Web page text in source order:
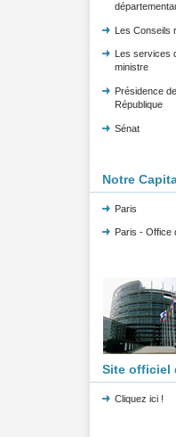
Les Conseils
Les services
ministre
Présidence
République
Sénat
Notre
Paris
Paris - Office
Site officiel
Cliquez ici !